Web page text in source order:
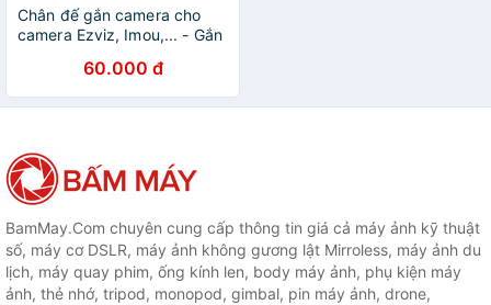
Chân đế gắn camera cho
camera Ezviz, Imou,... - Gắn
lợi, dễ dàng - Hàng Nhập
Khẩu
60.000 đ
BamMay.Com chuyên cung cấp thông tin giá cả máy ảnh kỹ thuật
số, máy cơ DSLR, máy ảnh không gương lật Mirroless, máy ảnh du
lịch, máy quay phim, ống kính len, body máy ảnh, phụ kiện máy
ảnh, thẻ nhớ, tripod, monopod, gimbal, pin máy ảnh, drone,